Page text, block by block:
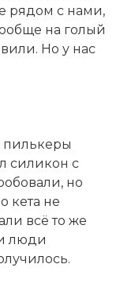
рядом с нами,
на голый
Но у нас
пилькеры
силикон с
но
кета не
всё то же
люди